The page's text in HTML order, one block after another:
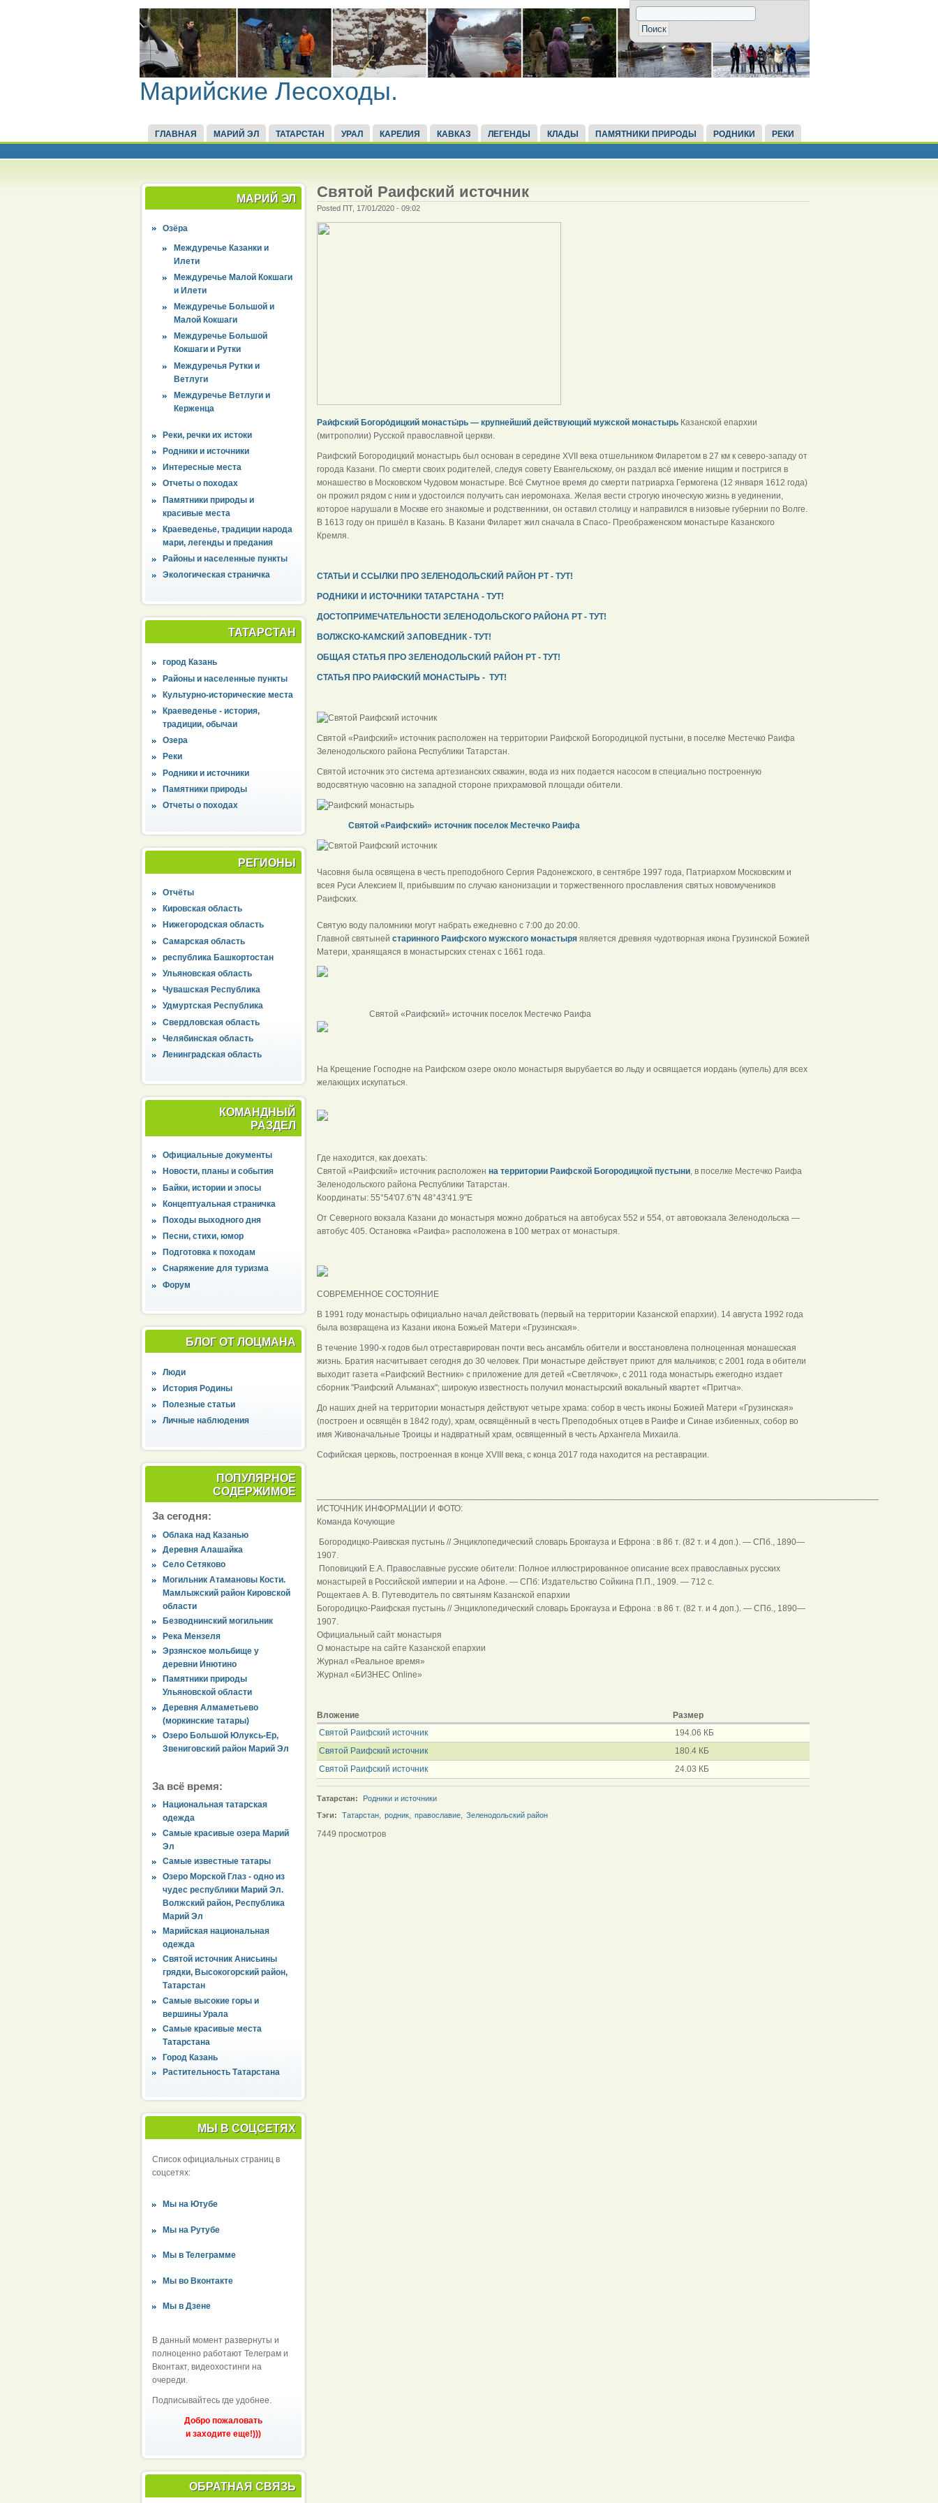
Марийские Лесоходы.
ГЛАВНАЯ МАРИЙ ЭЛ ТАТАРСТАН УРАЛ КАРЕЛИЯ КАВКАЗ ЛЕГЕНДЫ КЛАДЫ ПАМЯТНИКИ ПРИРОДЫ РОДНИКИ РЕКИ
МАРИЙ ЭЛ
Озёра
Междуречье Казанки и
Илети
Междуречье Малой Кокшаги
и Илети
Междуречье Большой и
Малой Кокшаги
Междуречье Большой
Кокшаги и Рутки
Междуречья Рутки и
Ветлуги
Междуречье Ветлуги и
Керженца
Реки, речки их истоки
Родники и источники
Интересные места
Отчеты о походах
Памятники природы и
красивые места
Краеведенье, традиции народа
мари, легенды и предания
Районы и населенные пункты
Экологическая страничка
ТАТАРСТАН
город Казань
Районы и населенные пункты
Культурно-исторические места
Краеведенье - история,
традиции, обычаи
Озера
Реки
Родники и источники
Памятники природы
Отчеты о походах
РЕГИОНЫ
Отчёты
Кировская область
Нижегородская область
Самарская область
республика Башкортостан
Ульяновская область
Чувашская Республика
Удмуртская Республика
Свердловская область
Челябинская область
Ленинградская область
КОМАНДНЫЙ
РАЗДЕЛ
Официальные документы
Новости, планы и события
Байки, истории и эпосы
Концептуальная страничка
Походы выходного дня
Песни, стихи, юмор
Подготовка к походам
Снаряжение для туризма
Форум
БЛОГ ОТ ЛОЦМАНА
Люди
История Родины
Полезные статьи
Личные наблюдения
ПОПУЛЯРНОЕ
СОДЕРЖИМОЕ
За сегодня:
Облака над Казанью
Деревня Алашайка
Село Сетяково
Могильник Атамановы Кости.
Мамлыжский район Кировской
области
Безводнинский могильник
Река Мензеля
Эрзянское мольбище у
деревни Инютино
Памятники природы
Ульяновской области
Деревня Алмаметьево
(моркинские татары)
Озеро Большой Юлуксь-Ер,
Звениговский район Марий Эл
За всё время:
Национальная татарская
одежда
Самые красивые озера Марий
Эл
Самые известные татары
Озеро Морской Глаз - одно из
чудес республики Марий Эл.
Волжский район, Республика
Марий Эл
Марийская национальная
одежда
Святой источник Анисьины
грядки, Высокогорский район,
Татарстан
Самые высокие горы и
вершины Урала
Самые красивые места
Татарстана
Город Казань
Растительность Татарстана
МЫ В СОЦСЕТЯХ
Список официальных страниц в
соцсетях:
Мы на Ютубе
Мы на Рутубе
Мы в Телеграмме
Мы во Вконтакте
Мы в Дзене
В данный момент развернуты и
полноценно работают Телеграм и
Вконтакт, видеохостинги на
очереди.
Подписывайтесь где удобнее.
Добро пожаловать
и заходите еще!)))
ОБРАТНАЯ СВЯЗЬ
Святой Раифский источник
Posted ПТ, 17/01/2020 - 09:02
Раи́фский Богоро́дицкий монасты́рь — крупнейший действующий мужской монастырь Казанской епархии
(митрополии) Русской православной церкви.
Раифский Богородицкий монастырь был основан в середине XVII века отшельником Филаретом в 27 км к северо-западу от
города Казани. По смерти своих родителей, следуя совету Евангельскому, он раздал всё имение нищим и постригся в
монашество в Московском Чудовом монастыре. Всё Смутное время до смерти патриарха Гермогена (12 января 1612 года)
он прожил рядом с ним и удостоился получить сан иеромонаха. Желая вести строгую иноческую жизнь в уединении,
которое нарушали в Москве его знакомые и родственники, он оставил столицу и направился в низовые губернии по Волге.
В 1613 году он пришёл в Казань. В Казани Филарет жил сначала в Спасо- Преображенском монастыре Казанского
Кремля.
СТАТЬИ И ССЫЛКИ ПРО ЗЕЛЕНОДОЛЬСКИЙ РАЙОН РТ - ТУТ!
РОДНИКИ И ИСТОЧНИКИ ТАТАРСТАНА - ТУТ!
ДОСТОПРИМЕЧАТЕЛЬНОСТИ ЗЕЛЕНОДОЛЬСКОГО РАЙОНА РТ - ТУТ!
ВОЛЖСКО-КАМСКИЙ ЗАПОВЕДНИК - ТУТ!
ОБЩАЯ СТАТЬЯ ПРО ЗЕЛЕНОДОЛЬСКИЙ РАЙОН РТ - ТУТ!
СТАТЬЯ ПРО РАИФСКИЙ МОНАСТЫРЬ - ТУТ!
Святой «Раифский» источник расположен на территории Раифской Богородицкой пустыни, в поселке Местечко Раифа
Зеленодольского района Республики Татарстан.
Святой источник это система артезианских скважин, вода из них подается насосом в специально построенную
водосвятную часовню на западной стороне прихрамовой площади обители.
Святой «Раифский» источник поселок Местечко Раифа
Часовня была освящена в честь преподобного Сергия Радонежского, в сентябре 1997 года, Патриархом Московским и
всея Руси Алексием II, прибывшим по случаю канонизации и торжественного прославления святых новомучеников
Раифских.
Святую воду паломники могут набрать ежедневно с 7:00 до 20:00.
Главной святыней старинного Раифского мужского монастыря является древняя чудотворная икона Грузинской Божией
Матери, хранящаяся в монастырских стенах с 1661 года.
Святой «Раифский» источник поселок Местечко Раифа
На Крещение Господне на Раифском озере около монастыря вырубается во льду и освящается иордань (купель) для всех
желающих искупаться.
Где находится, как доехать:
Святой «Раифский» источник расположен на территории Раифской Богородицкой пустыни, в поселке Местечко Раифа
Зеленодольского района Республики Татарстан.
Координаты: 55°54'07.6"N 48°43'41.9"E
От Северного вокзала Казани до монастыря можно добраться на автобусах 552 и 554, от автовокзала Зеленодольска —
автобус 405. Остановка «Раифа» расположена в 100 метрах от монастыря.
СОВРЕМЕННОЕ СОСТОЯНИЕ
В 1991 году монастырь официально начал действовать (первый на территории Казанской епархии). 14 августа 1992 года
была возвращена из Казани икона Божьей Матери «Грузинская».
В течение 1990-х годов был отреставрирован почти весь ансамбль обители и восстановлена полноценная монашеская
жизнь. Братия насчитывает сегодня до 30 человек. При монастыре действует приют для мальчиков; с 2001 года в обители
выходит газета «Раифский Вестник» с приложение для детей «Светлячок», с 2011 года монастырь ежегодно издает
сборник "Раифский Альманах"; широкую известность получил монастырский вокальный квартет «Притча».
До наших дней на территории монастыря действуют четыре храма: собор в честь иконы Божией Матери «Грузинская»
(построен и освящён в 1842 году), храм, освящённый в честь Преподобных отцев в Раифе и Синае избиенных, собор во
имя Живоначальные Троицы и надвратный храм, освященный в честь Архангела Михаила.
Софийская церковь, построенная в конце XVIII века, с конца 2017 года находится на реставрации.
ИСТОЧНИК ИНФОРМАЦИИ И ФОТО:
Команда Кочующие
Богородицко-Раивская пустынь // Энциклопедический словарь Брокгауза и Ефрона : в 86 т. (82 т. и 4 доп.). — СПб., 1890—
1907.
Поповицкий Е.А. Православные русские обители: Полное иллюстрированное описание всех православных русских
монастырей в Российской империи и на Афоне. — СПб: Издательство Сойкина П.П., 1909. — 712 с.
Рощектаев А. В. Путеводитель по святыням Казанской епархии
Богородицко-Раифская пустынь // Энциклопедический словарь Брокгауза и Ефрона : в 86 т. (82 т. и 4 доп.). — СПб., 1890—
1907.
Официальный сайт монастыря
О монастыре на сайте Казанской епархии
Журнал «Реальное время»
Журнал «БИЗНЕС Online»
Вложение
Размер
Святой Раифский источник
194.06 КБ
Святой Раифский источник
180.4 КБ
Святой Раифский источник
24.03 КБ
Татарстан:
Родники и источники
Тэги:
Татарстан, родник, православие, Зеленодольский район
7449 просмотров